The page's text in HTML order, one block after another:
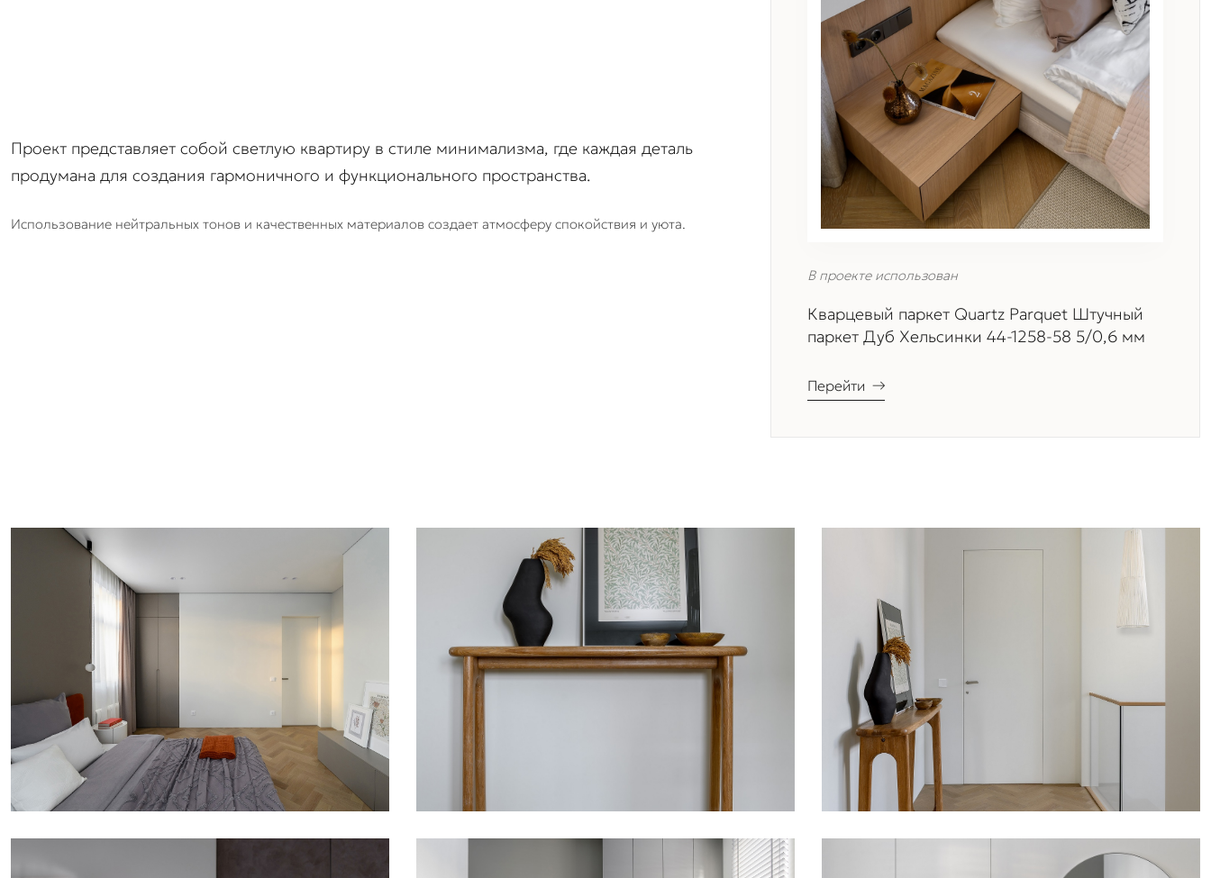
Проект представляет собой светлую квартиру в стиле минимализма, где каждая деталь
продумана для создания гармоничного и функционального пространства.
Использование нейтральных тонов и качественных материалов создает атмосферу спокойствия и уюта.
В проекте использован
Кварцевый паркет Quartz Parquet Штучный
паркет Дуб Хельсинки 44-1258-58 5/0,6 мм
Перейти →